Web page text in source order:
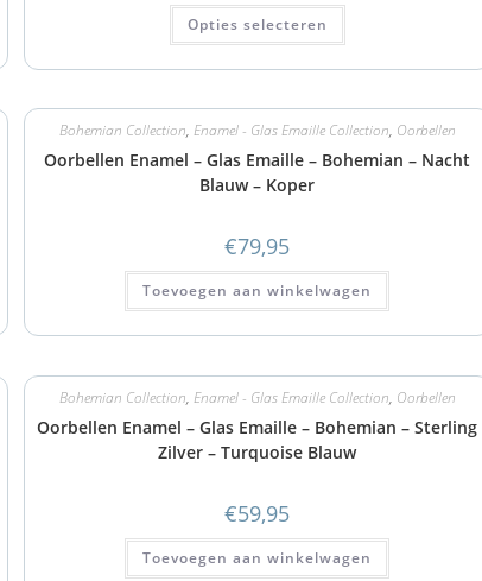
Opties selecteren
Bohemian Collection, Enamel - Glas Emaille Collection, Oorbellen
Oorbellen Enamel – Glas Emaille – Bohemian – Nacht
Blauw – Koper
€79,95
Toevoegen aan winkelwagen
Bohemian Collection, Enamel - Glas Emaille Collection, Oorbellen
Oorbellen Enamel – Glas Emaille – Bohemian – Sterling
Zilver – Turquoise Blauw
€59,95
Toevoegen aan winkelwagen